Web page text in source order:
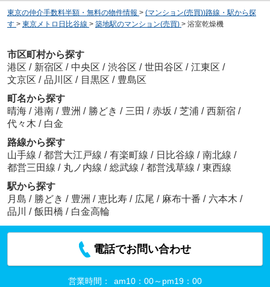
東京の仲介手数料半額・無料の物件情報 > (マンション(売買))路線・駅から探
す > 東京メトロ日比谷線 > 築地駅のマンション(売買) > 浴室乾燥機
市区町村から探す
港区 / 新宿区 / 中央区 / 渋谷区 / 世田谷区 / 江東区 /
文京区 / 品川区 / 目黒区 / 豊島区
町名から探す
晴海 / 港南 / 豊洲 / 勝どき / 三田 / 赤坂 / 芝浦 / 西新宿 /
代々木 / 白金
路線から探す
山手線 / 都営大江戸線 / 有楽町線 / 日比谷線 / 南北線 /
都営三田線 / 丸ノ内線 / 総武線 / 都営浅草線 / 東西線
駅から探す
月島 / 勝どき / 豊洲 / 恵比寿 / 広尾 / 麻布十番 / 六本木 /
品川
/ 飯田橋 / 白金高輪
電話でお問い合わせ
営業時間：
am10：00～pm19：00